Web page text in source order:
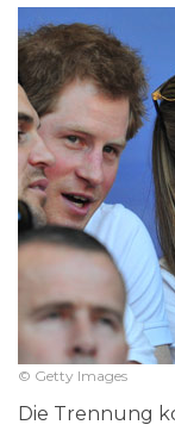
© Getty Images
Die Trennung